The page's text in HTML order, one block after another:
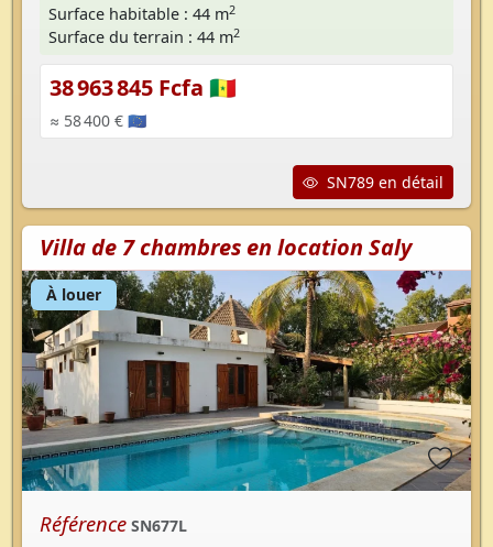
Surface habitable : 44 m2
Surface du terrain : 44 m2
38 963 845 Fcfa 🇸🇳
≈ 58 400 € 🇪🇺
SN789 en détail
Villa de 7 chambres en location Saly
À louer
Référence SN677L